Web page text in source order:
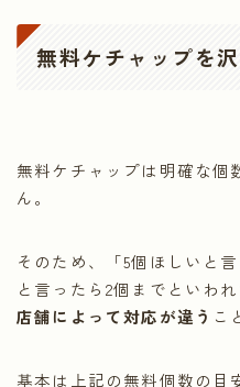
無料ケチャップを
無料ケチャップは明確な個
ん。
そのため、「5個ほしいと
と言ったら2個までといわ
店舗によって対応が違う こ
基本は上記の無料個数の目